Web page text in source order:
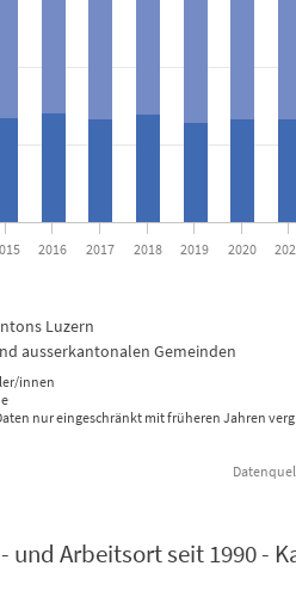
innen
nur eingeschränkt mit früheren Jahren
Luzern
ausserkantonalen Gemeinden
2016 2017 2018 2019 2020
Arbeitsort seit 1990 -